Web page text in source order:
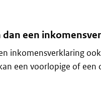
een
inkomensverklaring
een voorlopige of een